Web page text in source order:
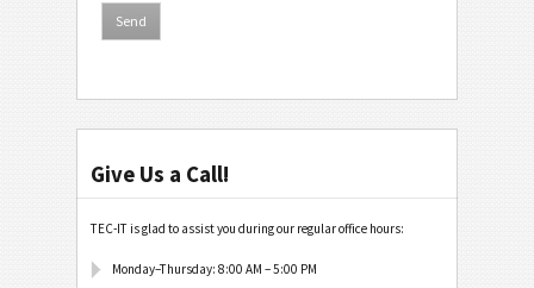
Give Us a Call!
TEC-IT is glad to assist you during our regular office hours:
Monday–Thursday: 8:00 AM – 5:00 PM